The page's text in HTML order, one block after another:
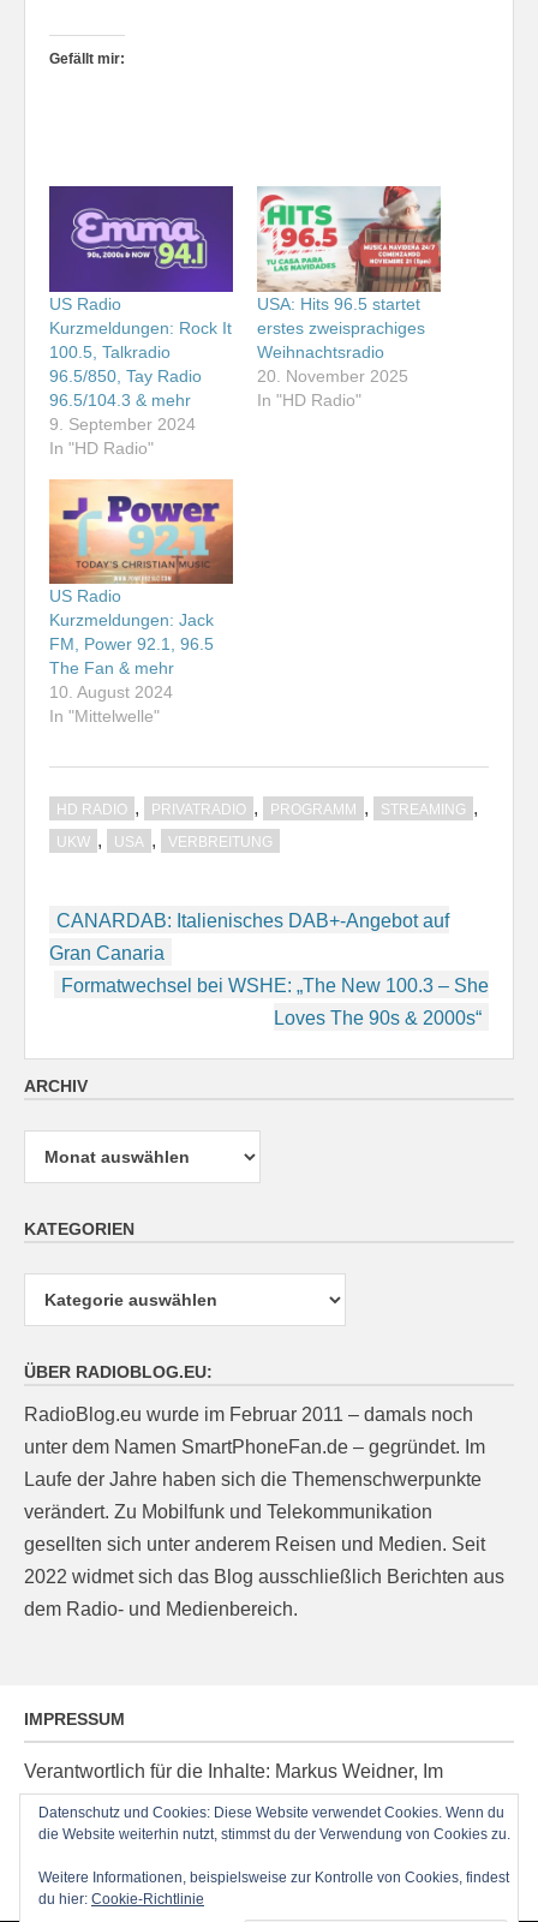
Gefällt mir:
US Radio
Kurzmeldungen: Rock It
100.5, Talkradio
96.5/850, Tay Radio
96.5/104.3 & mehr
9. September 2024
In "HD Radio"
USA: Hits 96.5 startet
erstes zweisprachiges
Weihnachtsradio
20. November 2025
In "HD Radio"
US Radio
Kurzmeldungen: Jack
FM, Power 92.1, 96.5
The Fan & mehr
10. August 2024
In "Mittelwelle"
HD RADIO , PRIVATRADIO , PROGRAMM , STREAMING ,
UKW , USA , VERBREITUNG
Beitragsnavigation
CANARDAB: Italienisches DAB+-Angebot auf
Gran Canaria
Formatwechsel bei WSHE: „The New 100.3 – She
Loves The 90s & 2000s“
ARCHIV
Archiv
KATEGORIEN
ÜBER RADIOBLOG.EU:
RadioBlog.eu wurde im Februar 2011 – damals noch
unter dem Namen SmartPhoneFan.de – gegründet. Im
Laufe der Jahre haben sich die Themenschwerpunkte
verändert. Zu Mobilfunk und Telekommunikation
gesellten sich unter anderem Reisen und Medien. Seit
2022 widmet sich das Blog ausschließlich Berichten aus
dem Radio- und Medienbereich.
IMPRESSUM
Verantwortlich für die Inhalte: Markus Weidner, Im
Ziegelacker 20, D-63599 Biebergemünd, E-Mail:
post@radioblog.eu
Technik und Administration: Thomas Michel
Datenschutz und Cookies: Diese Website verwendet Cookies. Wenn du
die Website weiterhin nutzt, stimmst du der Verwendung von Cookies zu.
Weitere Informationen, beispielsweise zur Kontrolle von Cookies, findest
du hier: Cookie-Richtlinie